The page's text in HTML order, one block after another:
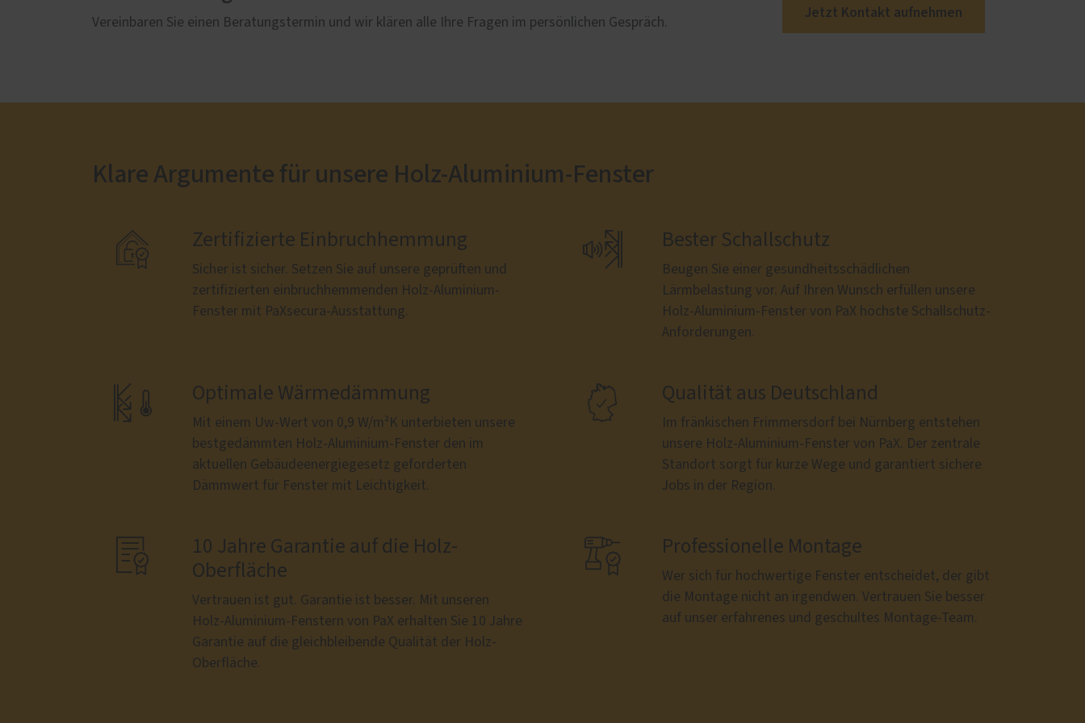
Vereinbaren Sie einen Beratungstermin und wir klären alle Ihre Fragen im persönlichen Gespräch.
Jetzt Kontakt aufnehmen
Klare Argumente für unsere Holz-Aluminium-Fenster
 Zertifizierte Einbruchhemmung
Sicher ist sicher. Setzen Sie auf unsere geprüften und
zertifizierten einbruchhemmenden Holz-Aluminium-
Fenster mit PaXsecura-Ausstattung.
 Bester Schallschutz
Beugen Sie einer gesundheitsschädlichen
Lärmbelastung vor. Auf Ihren Wunsch erfüllen unsere
Holz-Aluminium-Fenster von PaX höchste Schallschutz-
Anforderungen.
 Optimale Wärmedämmung
Mit einem Uw-Wert von 0,9 W/m²K unterbieten unsere
bestgedämmten Holz-Aluminium-Fenster den im
aktuellen Gebäudeenergiegesetz geforderten
Dämmwert für Fenster mit Leichtigkeit.
 Qualität aus Deutschland
Im fränkischen Frimmersdorf bei Nürnberg entstehen
unsere Holz-Aluminium-Fenster von PaX. Der zentrale
Standort sorgt für kurze Wege und garantiert sichere
Jobs in der Region.

10 Jahre Garantie auf die Holz-
Oberfläche
Vertrauen ist gut. Garantie ist besser. Mit unseren
Holz-Aluminium-Fenstern von PaX erhalten Sie 10 Jahre
Garantie auf die gleichbleibende Qualität der Holz-
Oberfläche.
 Professionelle Montage
Wer sich für hochwertige Fenster entscheidet, der gibt
die Montage nicht an irgendwen. Vertrauen Sie besser
auf unser erfahrenes und geschultes Montage-Team.